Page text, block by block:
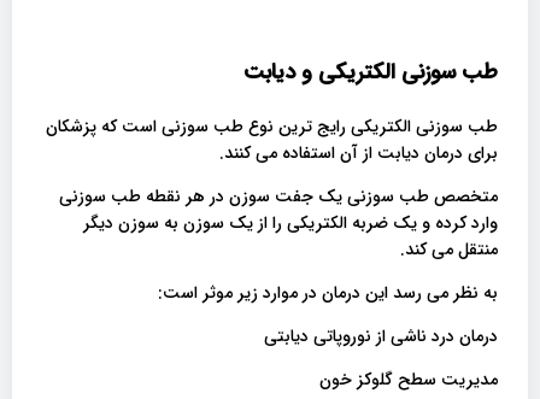
طب سوزنی الکتریکی و دیابت
طب سوزنی الکتریکی رایج ترین نوع طب سوزنی است که پزشکان
برای درمان دیابت از آن استفاده می کنند.
متخصص طب سوزنی یک جفت سوزن در هر نقطه طب سوزنی
وارد کرده و یک ضربه الکتریکی را از یک سوزن به سوزن دیگر
منتقل می کند.
به نظر می رسد این درمان در موارد زیر موثر است:
درمان درد ناشی از نوروپاتی دیابتی
مدیریت سطح گلوکز خون